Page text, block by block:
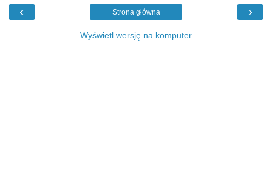
‹ ›
Strona główna
Wyświetl wersję na komputer